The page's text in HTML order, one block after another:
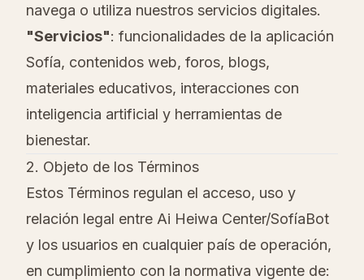
navega o utiliza nuestros servicios digitales.
"Servicios": funcionalidades de la aplicación
Sofía, contenidos web, foros, blogs,
materiales educativos, interacciones con
inteligencia artificial y herramientas de
bienestar.
2. Objeto de los Términos
Estos Términos regulan el acceso, uso y
relación legal entre Ai Heiwa Center/SofíaBot
y los usuarios en cualquier país de operación,
en cumplimiento con la normativa vigente de: